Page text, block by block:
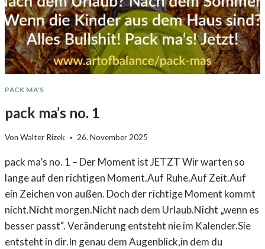
L
U
N
G
&
G
B
E
H
A
N
E
R
PACK MA'S
pack ma’s no. 1
Von Walter Rizek 26. November 2025
pack ma’s no. 1 – Der Moment ist JETZT Wir warten so
lange auf den richtigen Moment.Auf Ruhe.Auf Zeit.Auf
ein Zeichen von außen. Doch der richtige Moment kommt
nicht.Nicht morgen.Nicht nach dem Urlaub.Nicht „wenn es
besser passt“. Veränderung entsteht nie im Kalender.Sie
entsteht in dir.In genau dem Augenblick,in dem du